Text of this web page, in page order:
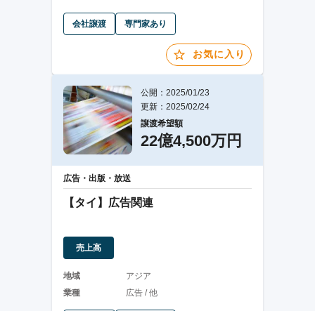
会社譲渡 専門家あり
お気に入り
公開：2025/01/23
更新：2025/02/24
譲渡希望額
22億4,500万円
広告・出版・放送
【タイ】広告関連
売上高
地域
アジア
業種
広告 / 他